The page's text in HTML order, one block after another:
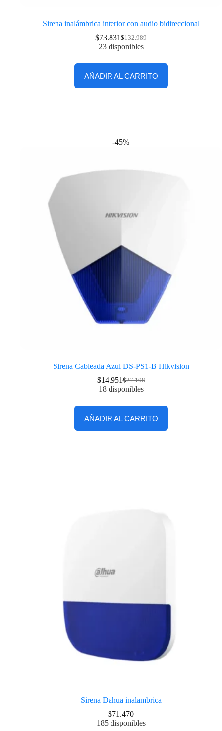
Sirena inalámbrica interior con audio bidireccional
$132.989
$73.831
23 disponibles
AÑADIR AL CARRITO
-45%
Sirena Cableada Azul DS-PS1-B Hikvision
$27.108
$14.951
18 disponibles
AÑADIR AL CARRITO
Sirena Dahua inalambrica
$71.470
185 disponibles